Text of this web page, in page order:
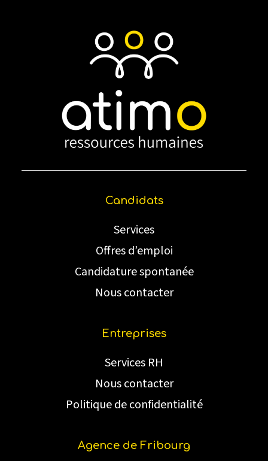
Candidats
Services
Offres d’emploi
Candidature spontanée
Nous contacter
Entreprises
Services RH
Nous contacter
Politique de confidentialité
Agence de Fribourg